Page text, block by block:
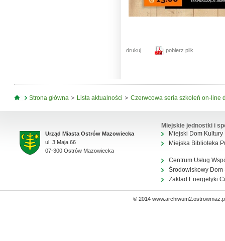
drukuj pobierz plik
Jesteś tutaj
Strona główna Lista aktualności Czerwcowa seria szkoleń on-line
Urząd Miasta Ostrów Mazowiecka
ul. 3 Maja 66
07-300 Ostrów Mazowiecka
Miejskie jednostki i
Miejski Dom Kultury
Miejska Biblioteka
Centrum Usług
Środowiskowy Dom
Zakład Energetyki
© 2014